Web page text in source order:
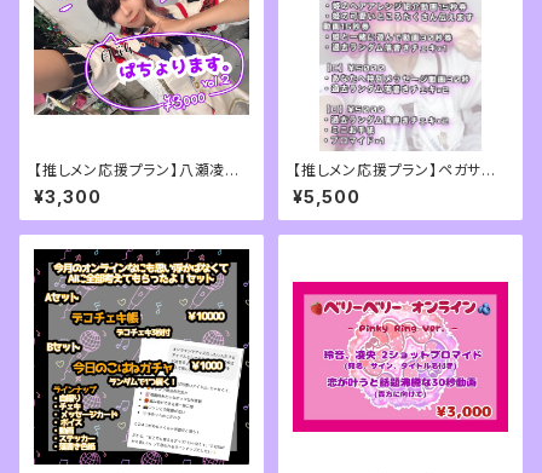
【推しメン応援プラン】八瀬凌央
月刊ぱちょります
¥3,300
【推しメン応援プラン】ペガサス・
姫・キリア推し活セット
¥5,500